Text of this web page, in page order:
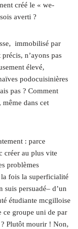
créé le « we-
averti ?
immobilisé par
n’ayons pas
élevé,
podocuisinières
pas ? Comment
dans cet
: parce
créer au plus vite
problèmes
fois la superficialité
suis persuadé– d’un
étudiante mcgilloise
groupe uni de par
Plutôt mourir ! Non,